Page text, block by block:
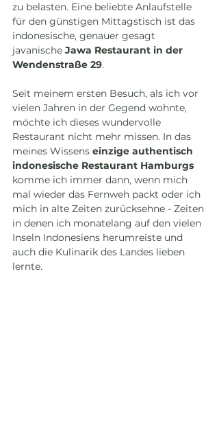
zu belasten. Eine beliebte Anlaufstelle
für den günstigen Mittagstisch ist das
indonesische, genauer gesagt
javanische Jawa Restaurant in der
Wendenstraße 29.
Seit meinem ersten Besuch, als ich vor
vielen Jahren in der Gegend wohnte,
möchte ich dieses wundervolle
Restaurant nicht mehr missen. In das
meines Wissens einzige authentisch
indonesische Restaurant Hamburgs
komme ich immer dann, wenn mich
mal wieder das Fernweh packt oder ich
mich in alte Zeiten zurücksehne - Zeiten
in denen ich monatelang auf den vielen
Inseln Indonesiens herumreiste und
auch die Kulinarik des Landes lieben
lernte.